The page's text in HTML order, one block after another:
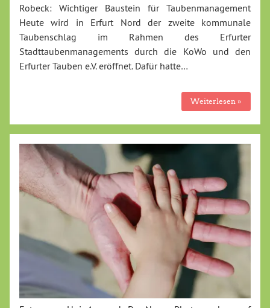
Robeck: Wichtiger Baustein für Taubenmanagement
Heute wird in Erfurt Nord der zweite kommunale
Taubenschlag im Rahmen des Erfurter
Stadttaubenmanagements durch die KoWo und den
Erfurter Tauben e.V. eröffnet. Dafür hatte…
Weiterlesen »